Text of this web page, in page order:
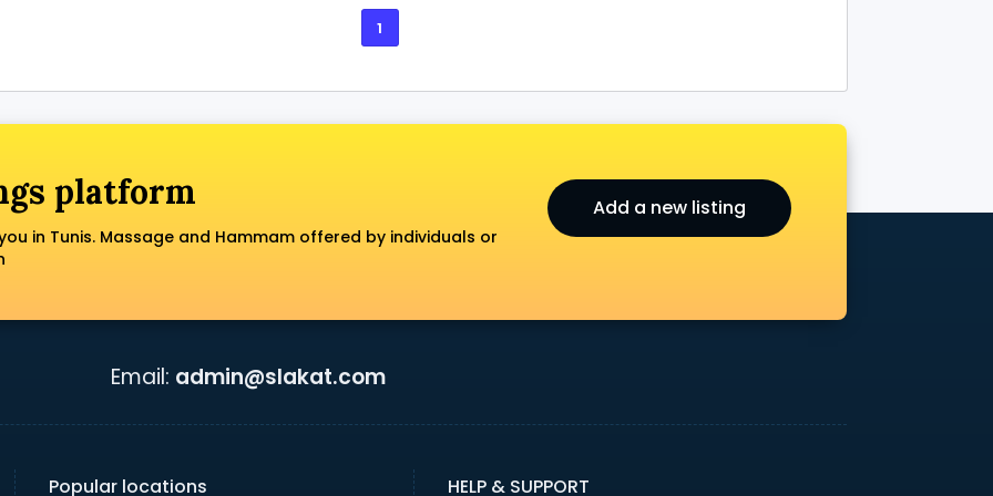
1
platform
in Tunis. Massage and Hammam offered by individuals or
Add a new listing
Email: admin@slakat.com
Popular locations HELP & SUPPORT